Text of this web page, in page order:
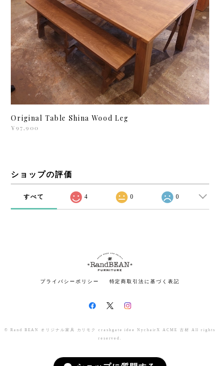
Original Table Shina Wood Leg
¥97,900
ショップの評価
すべて 4 0 0
プライバシーポリシー 特定商取引法に基づく表記
© Rand BEAN オリジナル家具 カリモク crashgate idee NychairX ACME 古材 All rights
reserved.